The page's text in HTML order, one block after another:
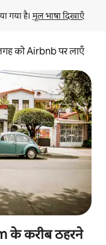
गया है। मूल भाषा दिखाएँ
को Airbnb पर लाएँ
के करीब ठहरने